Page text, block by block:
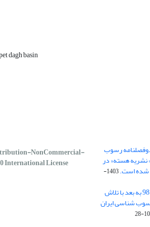
dagh basin
رسوب
هسته« در
1403-
نشریه رسوب شناسی کاربردی از سال 98 به بعد با تلاش
شناسی ایران
NonCommercial-
International License